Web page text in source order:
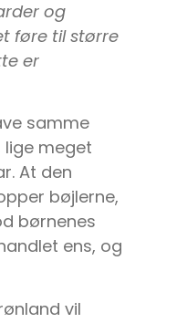
og
føre til større
er
samme
lige meget
At den
bøjlerne,
børnenes
ens, og
vil